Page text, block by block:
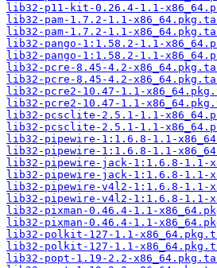
lib32-p11-kit-0.26.4-1.1-
lib32-pam-1.7.2-1.1-
lib32-pam-1.7.2-1.1-
lib32-pango-1:1.58.2-1.1-
lib32-pango-1:1.58.2-1.1-
lib32-pcre-8.45-4.2-
lib32-pcre-8.45-4.2-
lib32-pcre2-10.47-1.1-
lib32-pcre2-10.47-1.1-
lib32-pcsclite-2.5.1-1.1-
lib32-pcsclite-2.5.1-1.1-
lib32-pipewire-1:1.6.8-1.1-
lib32-pipewire-1:1.6.8-1.1-
lib32-pipewire-jack-1:1.6.8-1.1-
lib32-pipewire-jack-1:1.6.8-1.1-
lib32-pipewire-v4l2-1:1.6.8-1.1-
lib32-pipewire-v4l2-1:1.6.8-1.1-
lib32-pixman-0.46.4-1.1-
lib32-pixman-0.46.4-1.1-
lib32-polkit-127-1.1-
lib32-polkit-127-1.1-
lib32-popt-1.19-2.2-